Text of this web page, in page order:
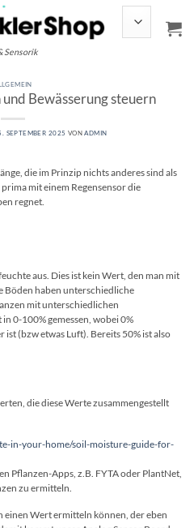
Sensorik
Bewässerung steuern
SEPTEMBER 2025 VONADMIN
die im Prinzip nichts anderes sind als
mit einem Regensensor die
regnet.
aus. Dies ist kein Wert, den man mit
haben unterschiedliche
mit unterschiedlichen
0-100% gemessen, wobei 0%
(bzw etwas Luft). Bereits 50% ist also
die diese Werte zusammengestellt
in-your-home/soil-moisture-guide-for-
Pflanzen-Apps, z.B. FYTA oder PlantNet,
zu ermitteln.
einen Wert ermitteln können, der eben